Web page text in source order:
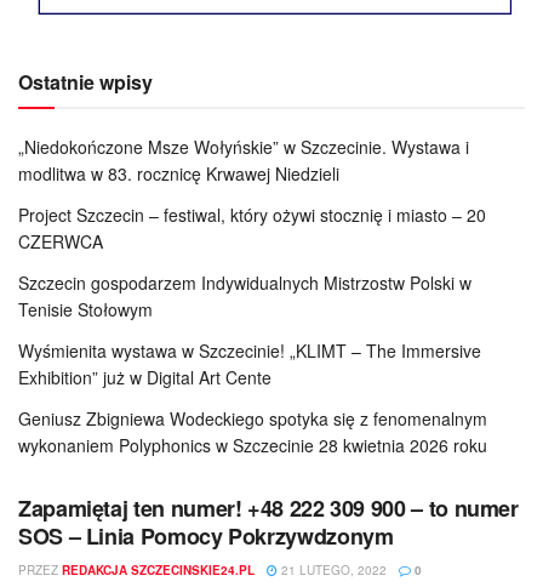
Ostatnie wpisy
„Niedokończone Msze Wołyńskie” w Szczecinie. Wystawa i
modlitwa w 83. rocznicę Krwawej Niedzieli
Project Szczecin – festiwal, który ożywi stocznię i miasto – 20
CZERWCA
Szczecin gospodarzem Indywidualnych Mistrzostw Polski w
Tenisie Stołowym
Wyśmienita wystawa w Szczecinie! „KLIMT – The Immersive
Exhibition” już w Digital Art Cente
Geniusz Zbigniewa Wodeckiego spotyka się z fenomenalnym
wykonaniem Polyphonics w Szczecinie 28 kwietnia 2026 roku
Zapamiętaj ten numer! +48 222 309 900 – to numer
SOS – Linia Pomocy Pokrzywdzonym
PRZEZ REDAKCJA SZCZECINSKIE24.PL 21 LUTEGO, 2022 0